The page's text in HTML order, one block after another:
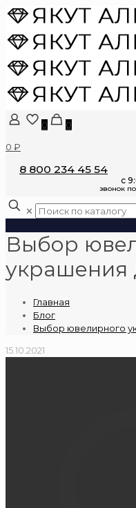
0
0
0 ₽
8 800 234 45 54
✕
Выбор
украшения
Главная
Блог
Выбор ювелирного
15.10.2021